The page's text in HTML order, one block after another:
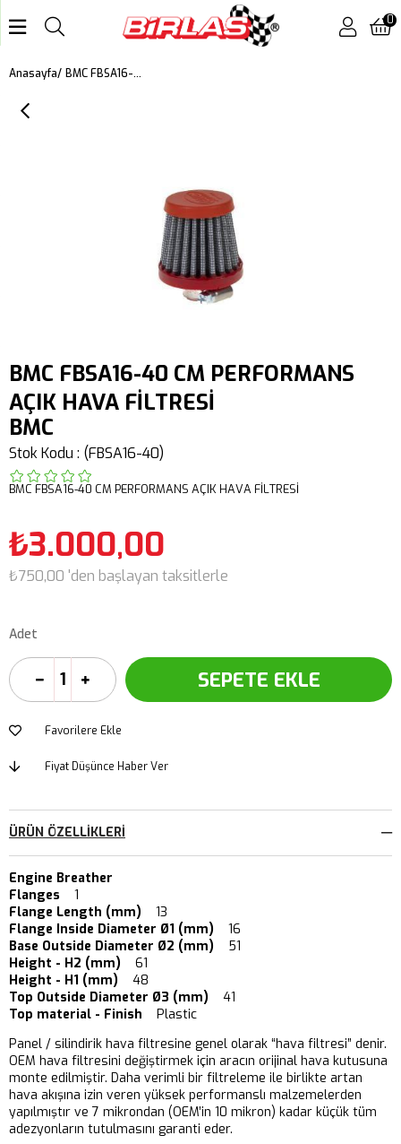
0
Anasayfa BMC FBSA16-40 CM PERFORMANS AÇIK HAVA FİLTRESİ
BMC FBSA16-40 CM PERFORMANS
AÇIK HAVA FİLTRESİ
BMC
Stok Kodu (FBSA16-40)
BMC FBSA16-40 CM PERFORMANS AÇIK HAVA FİLTRESİ
₺3.000,00
₺750,00 'den başlayan taksitlerle
Adet
Favorilere Ekle
Fiyat Düşünce Haber Ver
ÜRÜN ÖZELLIKLERI
Engine Breather
Flanges
1
Flange Length (mm)
13
Flange Inside Diameter Ø1 (mm) 16
Base Outside Diameter Ø2 (mm)
51
Height - H2 (mm) 61
Height - H1 (mm)
48
Top Outside Diameter Ø3 (mm) 41
Top material - Finish
Plastic
Panel / silindirik hava filtresine genel olarak “hava filtresi” denir.
OEM hava filtresini değiştirmek için aracın orijinal hava kutusuna
monte edilmiştir. Daha verimli bir filtreleme ile birlikte artan
hava akışına izin veren yüksek performanslı malzemelerden
yapılmıştır ve 7 mikrondan (OEM’in 10 mikron) kadar küçük tüm
adezyonların tutulmasını garanti eder.